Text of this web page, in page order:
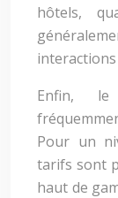
hôtels,
Enfin, le
Pour un
tarifs sont
haut de